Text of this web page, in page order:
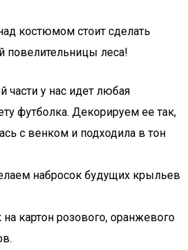
костюмом стоит сделать
повелительницы леса!
части у нас идет любая
футболка. Декорируем ее так,
с венком и подходила в тон
набросок будущих крыльев
картон розового, оранжевого